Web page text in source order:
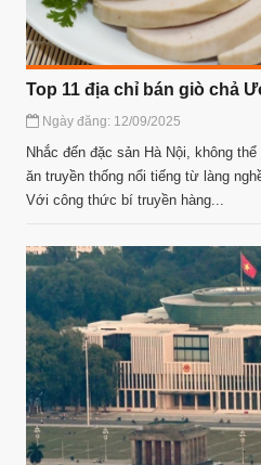
Top 11 địa chỉ bán giò chả
Ngày đăng: 12/09/2025
Nhắc đến đặc sản Hà Nội, không
ăn truyền thống nổi tiếng từ làng
Với công thức bí truyền hàng...